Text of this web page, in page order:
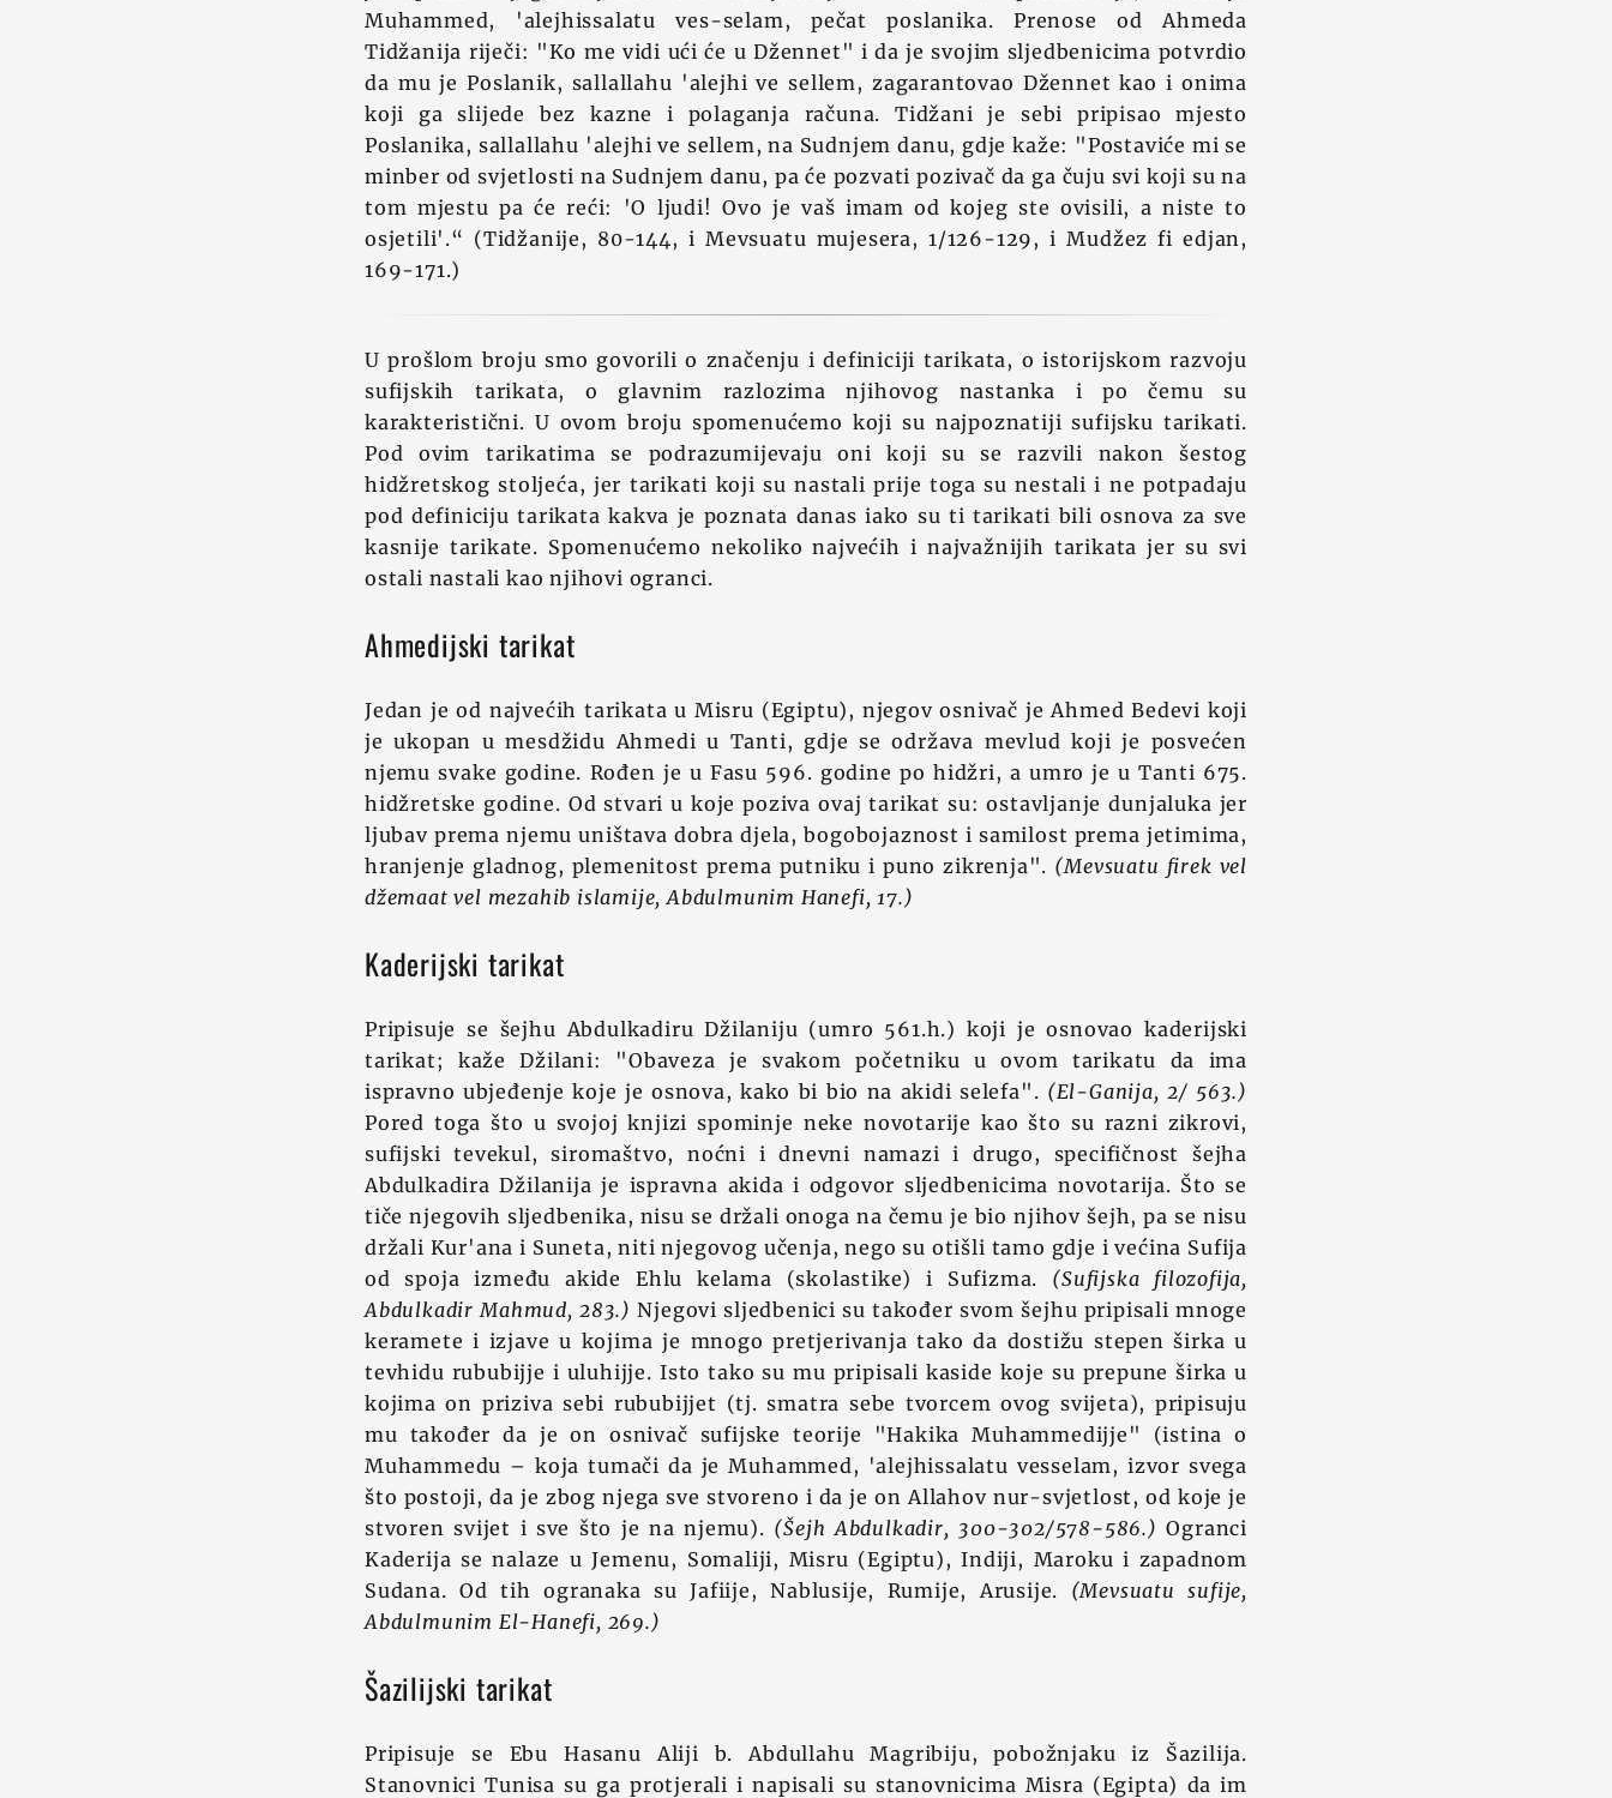
Muhammed, 'alejhissalatu ves-selam, pečat poslanika. Prenose od Ahmeda
Tidžanija riječi: "Ko me vidi ući će u Džennet" i da je svojim sljedbenicima potvrdio
da mu je Poslanik, sallallahu 'alejhi ve sellem, zagarantovao Džennet kao i onima
koji ga slijede bez kazne i polaganja računa. Tidžani je sebi pripisao mjesto
Poslanika, sallallahu 'alejhi ve sellem, na Sudnjem danu, gdje kaže: "Postaviće mi se
minber od svjetlosti na Sudnjem danu, pa će pozvati pozivač da ga čuju svi koji su na
tom mjestu pa će reći: 'O ljudi! Ovo je vaš imam od kojeg ste ovisili, a niste to
osjetili'.“ (Tidžanije, 80-144, i Mevsuatu mujesera, 1/126-129, i Mudžez fi edjan,
169-171.)
U prošlom broju smo govorili o značenju i definiciji tarikata, o istorijskom razvoju
sufijskih tarikata, o glavnim razlozima njihovog nastanka i po čemu su
karakteristični. U ovom broju spomenućemo koji su najpoznatiji sufijsku tarikati.
Pod ovim tarikatima se podrazumijevaju oni koji su se razvili nakon šestog
hidžretskog stoljeća, jer tarikati koji su nastali prije toga su nestali i ne potpadaju
pod definiciju tarikata kakva je poznata danas iako su ti tarikati bili osnova za sve
kasnije tarikate. Spomenućemo nekoliko najvećih i najvažnijih tarikata jer su svi
ostali nastali kao njihovi ogranci.
Ahmedijski tarikat
Jedan je od najvećih tarikata u Misru (Egiptu), njegov osnivač je Ahmed Bedevi koji
je ukopan u mesdžidu Ahmedi u Tanti, gdje se održava mevlud koji je posvećen
njemu svake godine. Rođen je u Fasu 596. godine po hidžri, a umro je u Tanti 675.
hidžretske godine. Od stvari u koje poziva ovaj tarikat su: ostavljanje dunjaluka jer
ljubav prema njemu uništava dobra djela, bogobojaznost i samilost prema jetimima,
hranjenje gladnog, plemenitost prema putniku i puno zikrenja". (Mevsuatu firek vel
džemaat vel mezahib islamije, Abdulmunim Hanefi, 17.)
Kaderijski tarikat
Pripisuje se šejhu Abdulkadiru Džilaniju (umro 561.h.) koji je osnovao kaderijski
tarikat; kaže Džilani: "Obaveza je svakom početniku u ovom tarikatu da ima
ispravno ubjeđenje koje je osnova, kako bi bio na akidi selefa". (El-Ganija, 2/ 563.)
Pored toga što u svojoj knjizi spominje neke novotarije kao što su razni zikrovi,
sufijski tevekul, siromaštvo, noćni i dnevni namazi i drugo, specifičnost šejha
Abdulkadira Džilanija je ispravna akida i odgovor sljedbenicima novotarija. Što se
tiče njegovih sljedbenika, nisu se držali onoga na čemu je bio njihov šejh, pa se nisu
držali Kur'ana i Suneta, niti njegovog učenja, nego su otišli tamo gdje i većina Sufija
od spoja između akide Ehlu kelama (skolastike) i Sufizma. (Sufijska filozofija,
Abdulkadir Mahmud, 283.) Njegovi sljedbenici su također svom šejhu pripisali mnoge
keramete i izjave u kojima je mnogo pretjerivanja tako da dostižu stepen širka u
tevhidu rububijje i uluhijje. Isto tako su mu pripisali kaside koje su prepune širka u
kojima on priziva sebi rububijjet (tj. smatra sebe tvorcem ovog svijeta), pripisuju
mu također da je on osnivač sufijske teorije "Hakika Muhammedijje" (istina o
Muhammedu – koja tumači da je Muhammed, 'alejhissalatu vesselam, izvor svega
što postoji, da je zbog njega sve stvoreno i da je on Allahov nur-svjetlost, od koje je
stvoren svijet i sve što je na njemu). (Šejh Abdulkadir, 300-302/578-586.) Ogranci
Kaderija se nalaze u Jemenu, Somaliji, Misru (Egiptu), Indiji, Maroku i zapadnom
Sudana. Od tih ogranaka su Jafiije, Nablusije, Rumije, Arusije. (Mevsuatu sufije,
Abdulmunim El-Hanefi, 269.)
Šazilijski tarikat
Pripisuje se Ebu Hasanu Aliji b. Abdullahu Magribiju, pobožnjaku iz Šazilija.
Stanovnici Tunisa su ga protjerali i napisali su stanovnicima Misra (Egipta) da im